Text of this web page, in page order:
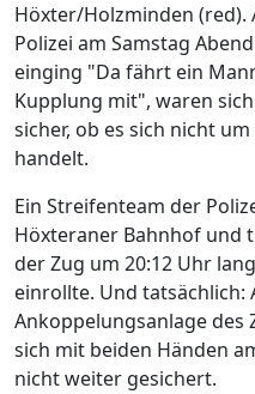
Höxter/Holzminden (red).
Polizei am Samstag
einging "Da fährt ein
Kupplung mit", waren
sicher, ob es sich nicht
handelt.
Ein Streifenteam der
Höxteraner Bahnhof und
der Zug um 20:12 Uhr
einrollte. Und tatsächlich:
Ankoppelungsanlage des
sich mit beiden Händen
nicht weiter gesichert.